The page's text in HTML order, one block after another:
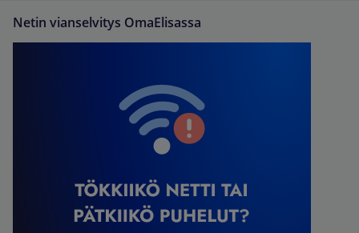
Netin vianselvitys OmaElisassa